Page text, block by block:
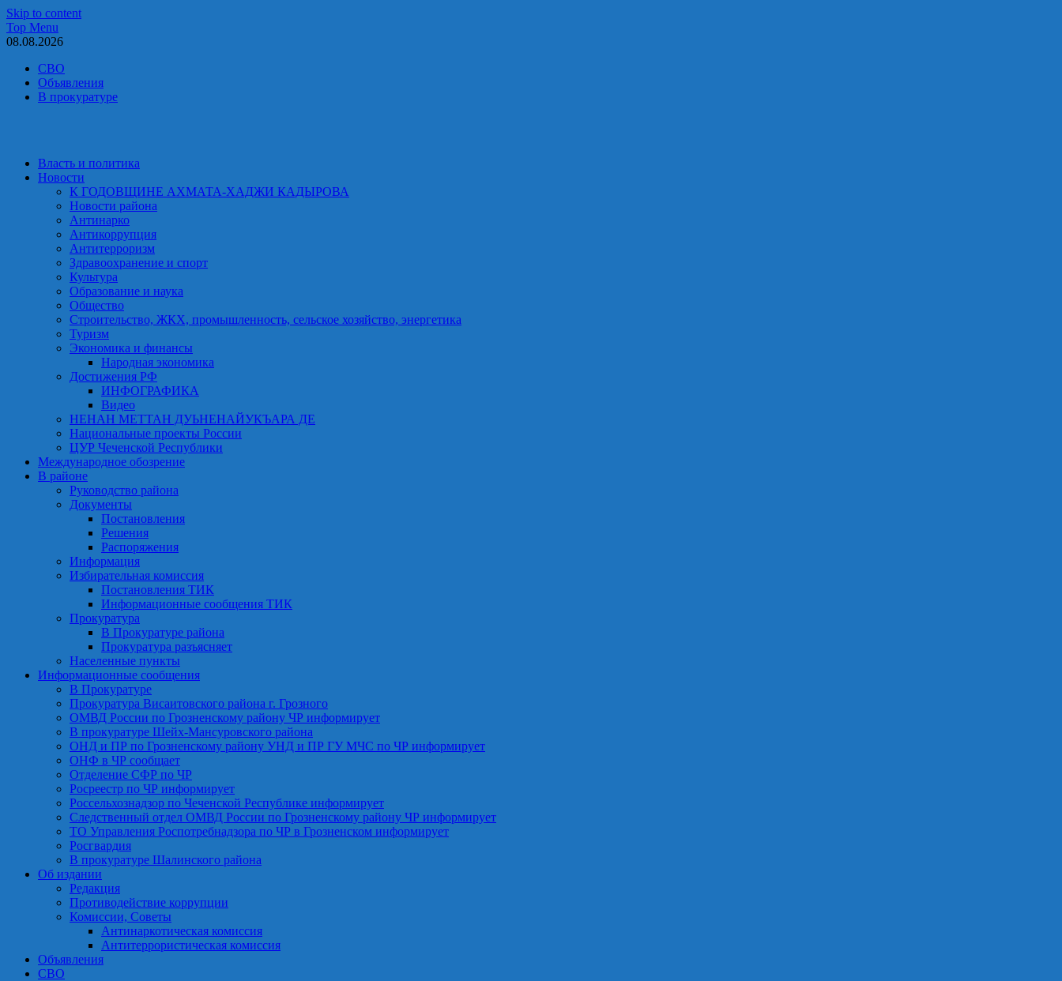
Skip to content
Top Menu
08.08.2026
СВО
Объявления
В прокуратуре
Власть и политика
Новости
К ГОДОВЩИНЕ АХМАТА-ХАДЖИ КАДЫРОВА
Новости района
Антинарко
Антикоррупция
Антитерроризм
Здравоохранение и спорт
Культура
Образование и наука
Общество
Строительство, ЖКХ, промышленность, сельское хозяйство, энергетика
Туризм
Экономика и финансы
Народная экономика
Достижения РФ
ИНФОГРАФИКА
Видео
НЕНАН МЕТТАН ДУЬНЕНАЙУКЪАРА ДЕ
Национальные проекты России
ЦУР Чеченской Республики
Международное обозрение
В районе
Руководство района
Документы
Постановления
Решения
Распоряжения
Информация
Избирательная комиссия
Постановления ТИК
Информационные сообщения ТИК
Прокуратура
В Прокуратуре района
Прокуратура разъясняет
Населенные пункты
Информационные сообщения
В Прокуратуре
Прокуратура Висаитовского района г. Грозного
ОМВД России по Грозненскому району ЧР информирует
В прокуратуре Шейх-Мансуровского района
ОНД и ПР по Грозненскому району УНД и ПР ГУ МЧС по ЧР информирует
ОНФ в ЧР сообщает
Отделение СФР по ЧР
Росреестр по ЧР информирует
Россельхознадзор по Чеченской Республике информирует
Следственный отдел ОМВД России по Грозненскому району ЧР информирует
ТО Управления Роспотребнадзора по ЧР в Грозненском информирует
Росгвардия
В прокуратуре Шалинского района
Об издании
Редакция
Противодействие коррупции
Комиссии, Советы
Антинаркотическая комиссия
Антитеррористическая комиссия
Объявления
СВО